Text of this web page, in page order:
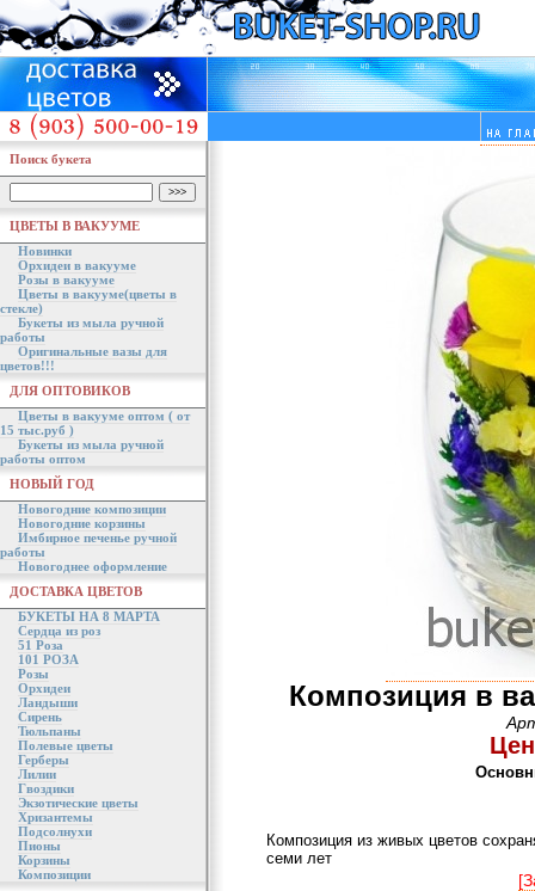
Поиск букета
ЦВЕТЫ В ВАКУУМЕ
Новинки
Орхидеи в вакууме
Розы в вакууме
Цветы в вакууме(цветы в
стекле)
Букеты из мыла ручной
работы
Оригинальные вазы для
цветов!!!
ДЛЯ ОПТОВИКОВ
Цветы в вакууме оптом ( от
15 тыс.руб )
Букеты из мыла ручной
работы оптом
НОВЫЙ ГОД
Новогодние композиции
Новогодние корзины
Имбирное печенье ручной
работы
Новогоднее оформление
ДОСТАВКА ЦВЕТОВ
БУКЕТЫ НА 8 МАРТА
Сердца из роз
51 Роза
101 РОЗА
Розы
Орхидеи
Ландыши
Сирень
Тюльпаны
Полевые цветы
Герберы
Лилии
Гвоздики
Экзотические цветы
Хризантемы
Подсолнухи
Пионы
Корзины
Композиции
Композиция в
Композиция из живых цветов
семи лет